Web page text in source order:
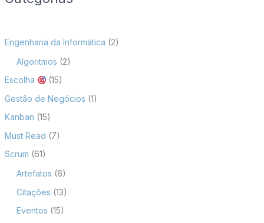
Engenharia da Informática (2)
Algoritmos (2)
Escolha
(15)
Gestão de Negócios (1)
Kanban (15)
Must Read (7)
Scrum (61)
Artefatos (6)
Citações (13)
Eventos (15)